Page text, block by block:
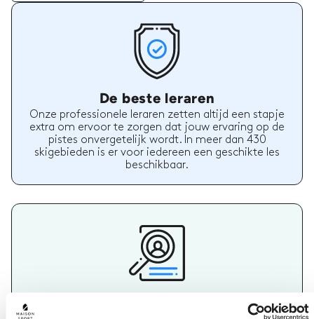
De beste leraren
Onze professionele leraren zetten altijd een stapje
extra om ervoor te zorgen dat jouw ervaring op de
pistes onvergetelijk wordt. In meer dan 430
skigebieden is er voor iedereen een geschikte les
beschikbaar.
De beste herinneringen aan een skivakantie worden